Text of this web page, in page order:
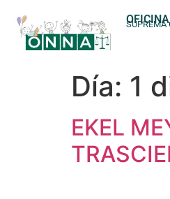
SUPREMA
Día: 1
EKEL